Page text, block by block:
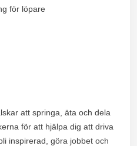
för löpare
att springa, äta och dela
för att hjälpa dig att driva
inspirerad, göra jobbet och